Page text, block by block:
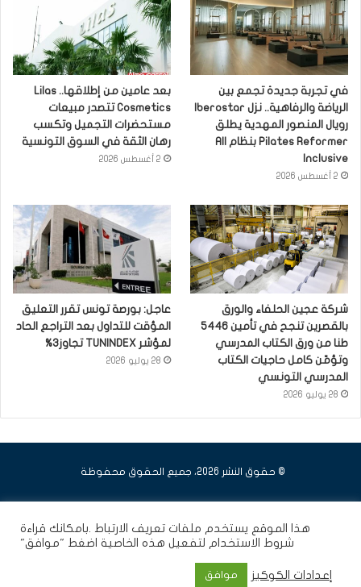
في تجربة جديدة تجمع بين
رويال المنصور المهدية يطلق
Pilates Reformer بنظام All
Inclusive
2 أغسطس 2026
بعد عامين من إطلاقها.. Lilas
Cosmetics تتصدر مبيعات
مستحضرات التجميل وتكسب
رهان الثقة في السوق التونسية
2 أغسطس 2026
شركة عجين الحلفاء والورق
بالقصرين تنجح في تأمين 5446
طنا من ورق الكتاب المدرسي
وتؤمّن كامل حاجيات الكتاب
المدرسي التونسي
28 يوليو 2026
عاجل: بورصة تونس تقرر التعليق
المؤقت للتداول بعد التراجع الحاد
لمؤشر TUNINDEX تجاوز3%
28 يوليو 2026
© حقوق النشر 2026، جميع الحقوق محفوظة
هذا الموقع يستخدم ملفات تعريف الارتباط .بامكانك قراءة
شروط الاستخدام لتفعيل هذه الخاصية اضغط "موافق"
إعدادات الكوكيز موافق